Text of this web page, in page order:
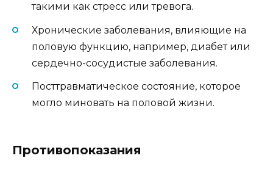
такими как стресс или тревога.
Хронические заболевания, влияющие на
половую функцию, например, диабет или
сердечно-сосудистые заболевания.
Посттравматическое состояние, которое
могло миновать на половой жизни.
Противопоказания